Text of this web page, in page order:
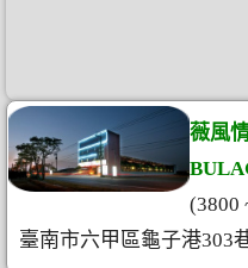
薇風
(3800
臺南市六甲區龜子港303